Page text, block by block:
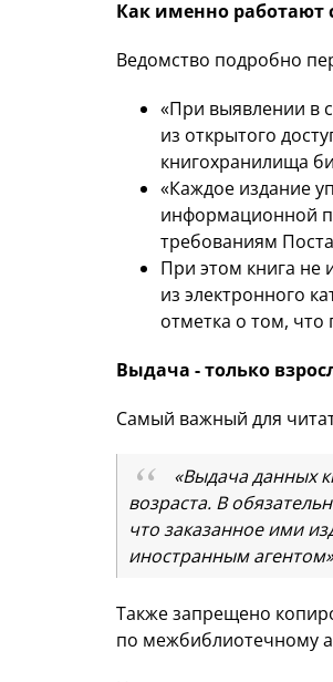
Как именно работают
Ведомство подробно
«При выявлении в
из открытого
книгохранилища
«Каждое издание
информационной
требованиям
При этом книга не
из электронного
отметка о том,
Выдача - только
Самый важный для
«Выдача данных
возраста. В
что заказанное ими
иностранным
Также запрещено
по межбиблиотечному